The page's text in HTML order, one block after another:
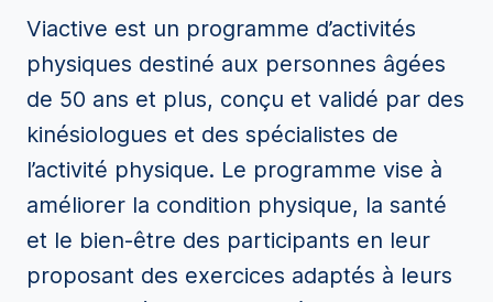
Viactive est un programme d’activités
physiques destiné aux personnes âgées
de 50 ans et plus, conçu et validé par des
kinésiologues et des spécialistes de
l’activité physique. Le programme vise à
améliorer la condition physique, la santé
et le bien-être des participants en leur
proposant des exercices adaptés à leurs